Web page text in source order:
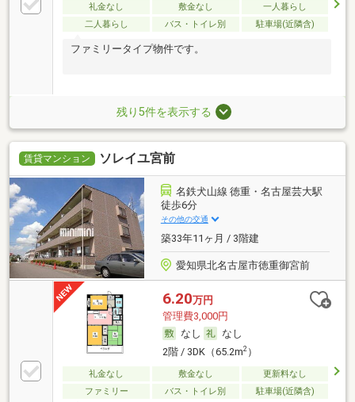
礼金なし 敷金なし
一人暮らし
二人暮らし
バス・トイレ別 駐車場(近隣含)
ファミリータイプ物件です。
残り5件を表示する
賃貸マンション ソレイユ宮前
名鉄犬山線 徳重・名古屋芸大駅
徒歩6分
その他の交通
築33年11ヶ月 / 3階建
愛知県北名古屋市徳重御宮前
6.20万円
管理費3,000円
なし
なし
2階 / 3DK（65.2m2）
礼金なし 敷金なし
更新料なし
ファミリー
バス・トイレ別 駐車場(近隣含)